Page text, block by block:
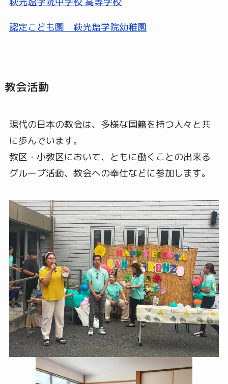
認定こども園 萩光塩学院幼稚園
教会活動
現代の日本の教会は、多様な国籍を持つ人々と共
に歩んでいます。
教区・小教区において、ともに働くことの出来る
グループ活動、教会への奉仕などに参加します。